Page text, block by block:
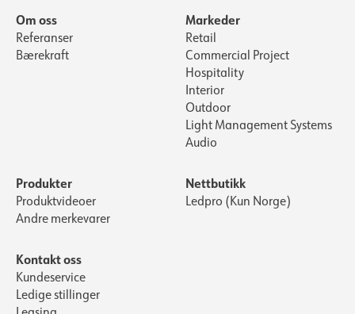
Om oss
Referanser
Bærekraft
Markeder
Retail
Commercial Project
Hospitality
Interior
Outdoor
Light Management Systems
Audio
Produkter
Produktvideoer
Andre merkevarer
Nettbutikk
Ledpro (Kun Norge)
Kontakt oss
Kundeservice
Ledige stillinger